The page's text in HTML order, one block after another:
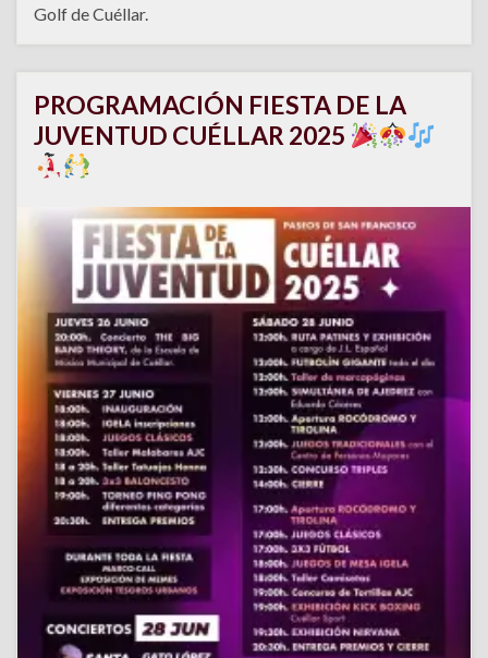
Golf de Cuéllar.
PROGRAMACIÓN FIESTA DE LA
JUVENTUD CUÉLLAR 2025